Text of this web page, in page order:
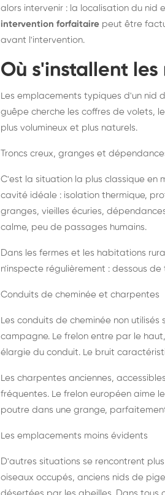
alors intervenir : la localisation du nid
intervention forfaitaire peut être
avant l'intervention.
Où s'installent
Les emplacements typiques d'un nid
guêpe cherche les coffres de volets,
plus volumineux et plus naturels.
Troncs creux, granges et
C'est la situation la plus classique en
cavité idéale : isolation thermique,
granges, vieilles écuries,
calme, peu de passages humains.
Dans les fermes et les habitations
n'inspecte régulièrement : dessous
Conduits de cheminée et charpentes
Les conduits de cheminée non
campagne. Le frelon entre par le
élargie du conduit. Le bruit
Les charpentes anciennes,
fréquentes. Le frelon européen aime
poutre dans une grange,
Les emplacements moins évidents
D'autres situations se rencontrent
oiseaux occupés, anciens nids de